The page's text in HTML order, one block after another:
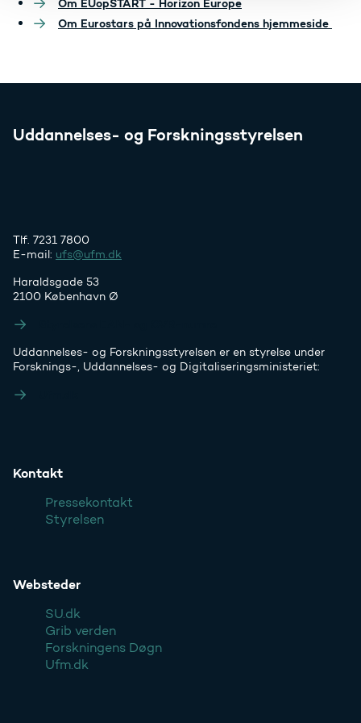
Om EUopSTART - Horizon Europe
Om Eurostars på Innovationsfondens hjemmeside
Uddannelses- og Forskningsstyrelsen
Tlf. 7231 7800
E-mail: ufs@ufm.dk
Haraldsgade 53
2100 København Ø
Uddannelses- og Forskningsstyrelsen er en styrelse under
Forsknings-, Uddannelses- og Digitaliseringsministeriet:
Kontakt
Pressekontakt
Styrelsen
Websteder
SU.dk
Grib verden
Forskningens Døgn
Ufm.dk